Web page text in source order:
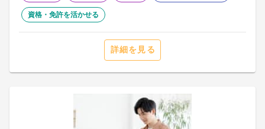
資格・免許を活かせる
詳細を見る